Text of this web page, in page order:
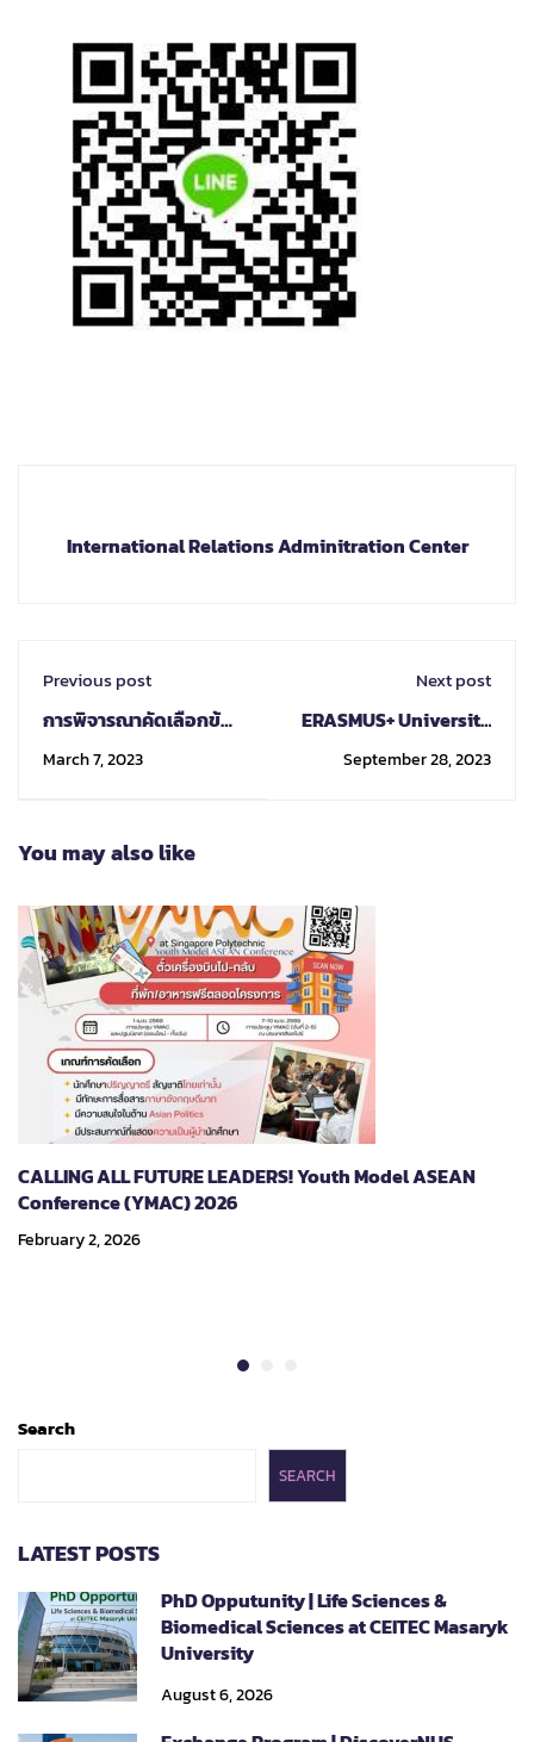
International Relations Adminitration Center
Previous post
การพิจารณาคัดเลือกข้อ
เสนอโครงการ One
Faculty One MoU ครั้งที่
March 7, 2023
Next post
ERASMUS+ University
Roadshow 2023
September 28, 2023
You may also like
CALLING ALL FUTURE LEADERS! Youth Model ASEAN
Conference (YMAC) 2026
February 2, 2026
Search
SEARCH
LATEST POSTS
PhD Opputunity | Life Sciences &
Biomedical Sciences at CEITEC Masaryk
University
August 6, 2026